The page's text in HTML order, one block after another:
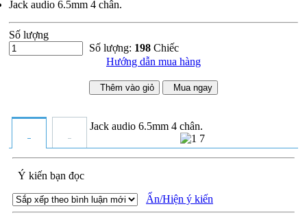
Jack audio 6.5mm 4 chân.
Số lượng
Số lượng: 198 Chiếc
Hướng dẫn mua hàng
Thêm vào giỏ Mua ngay
Jack audio 6.5mm 4 chân.
Ý kiến bạn đọc
Ẩn/Hiện ý kiến